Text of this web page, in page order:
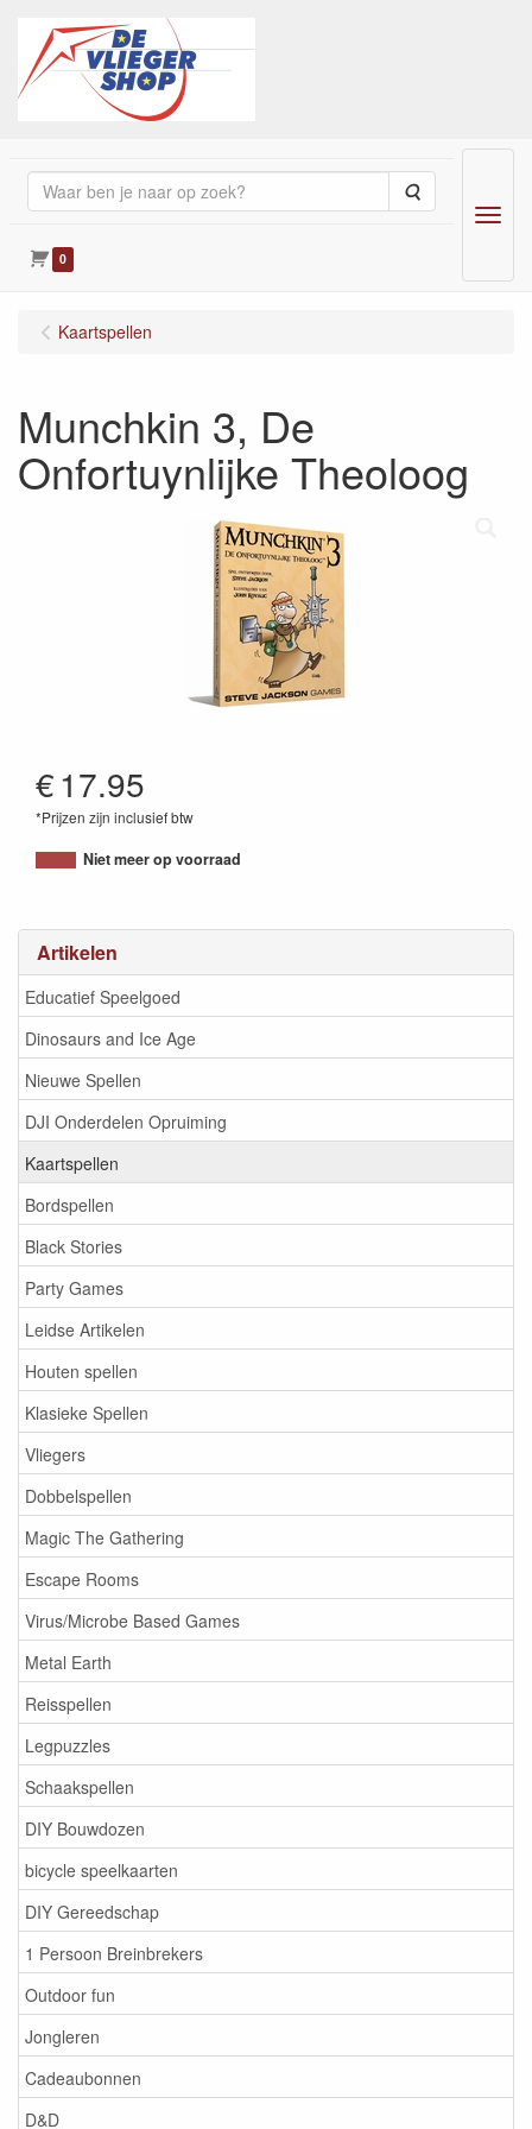
Zoeken
0
Menu
Artikelen
Educatief Speelgoed
Dinosaurs and Ice Age
Nieuwe Spellen
DJI Onderdelen Opruiming
Kaartspellen
Bordspellen
Black Stories
Party Games
Leidse Artikelen
Houten spellen
Klasieke Spellen
Vliegers
Dobbelspellen
Magic The Gathering
Escape Rooms
Virus/Microbe Based Games
Metal Earth
Reisspellen
Legpuzzles
Schaakspellen
DIY Bouwdozen
bicycle speelkaarten
DIY Gereedschap
1 Persoon Breinbrekers
Outdoor fun
Jongleren
Cadeaubonnen
D&D
Kaartspellen
Munchkin 3, De
Onfortuynlijke Theoloog
€17.95
*Prijzen zijn inclusief btw
8717371240097
Niet meer op voorraad